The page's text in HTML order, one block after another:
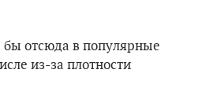
отсюда в популярные
из-за плотности